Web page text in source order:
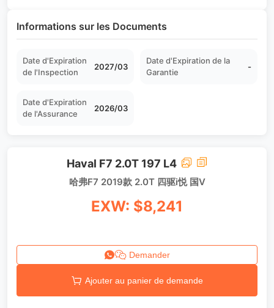
Informations sur les Documents
Date d'Expiration
de l'Inspection
2027/03
Date d'Expiration de la
Garantie
-
Date d'Expiration
de l'Assurance
2026/03
Haval F7 2.0T 197 L4
哈弗F7 2019款 2.0T 四驱i悦 国V
EXW: $8,241
Demander
Ajouter au panier de demande